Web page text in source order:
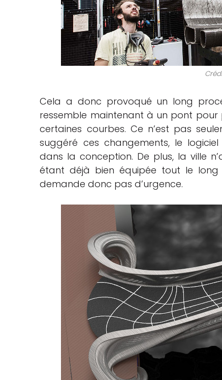
Cela a donc provoqué un long
ressemble maintenant à un pont
certaines courbes. Ce n’est pas
suggéré ces changements, le
dans la conception. De plus, la ville
étant déjà bien équipée tout le
demande donc pas d’urgence.